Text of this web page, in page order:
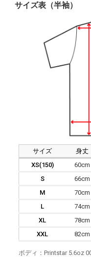
サイズ表（半袖）
サイズ 身丈
XS(150)
60cm
S
66cm
M
70cm
L
74cm
XL
78cm
XXL
82cm
ボディ：Printstar 5.6oz